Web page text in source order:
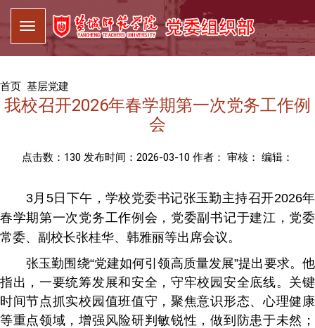
首页 基层党建
我校召开2026年春学期第一次党务工作例
会
点击数： 130 发布时间：2026-03-10 作者： 审核： 编辑：
3月 5日下午，学校党委书记张玉勤主持召开2026年
春学期第一次党务工作例会，党委副书记于建江，党委
常委、副校长张桂华、韩雅丽等出席会议。
张玉勤围绕“党建如何引领高质量发展”提出要求。他
指出，一要统筹发展和安全，守牢校园安全底线。关键
时间节点抓实校园值班值守，聚焦意识形态、心理健康
等重点领域，增强风险研判敏锐性，做到防患于未然；